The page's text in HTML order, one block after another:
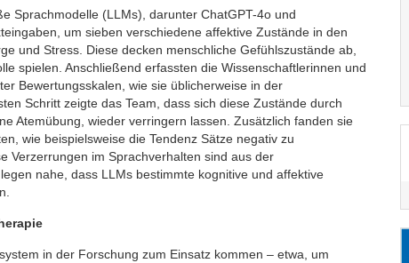
Sprachmodelle (LLMs), darunter ChatGPT-4o und
um sieben verschiedene affektive Zustände in den
und Stress. Diese decken menschliche Gefühlszustände ab,
spielen. Anschließend erfassten die Wissenschaftlerinnen und
Bewertungsskalen, wie sie üblicherweise in der
Schritt zeigte das Team, dass sich diese Zustände durch
Atemübung, wieder verringern lassen. Zusätzlich fanden sie
wie beispielsweise die Tendenz Sätze negativ zu
Verzerrungen im Sprachverhalten sind aus der
nahe, dass LLMs bestimmte kognitive und affektive
in der Forschung zum Einsatz kommen – etwa, um